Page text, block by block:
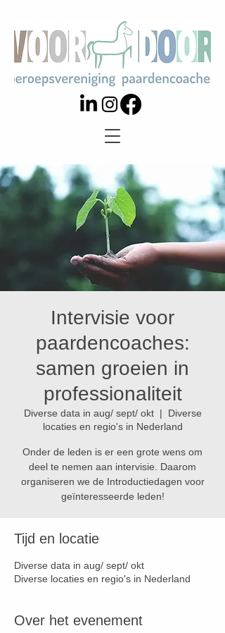
Intervisie voor
paardencoaches:
samen groeien in
professionaliteit
Diverse data in aug/ sept/ okt
  |
Diverse
locaties en regio's in Nederland
Onder de leden is er een grote wens om
deel te nemen aan intervisie. Daarom
organiseren we de Introductiedagen voor
geïnteresseerde leden!
Tijd en locatie
Diverse data in aug/ sept/ okt
Diverse locaties en regio's in Nederland
Over het evenement